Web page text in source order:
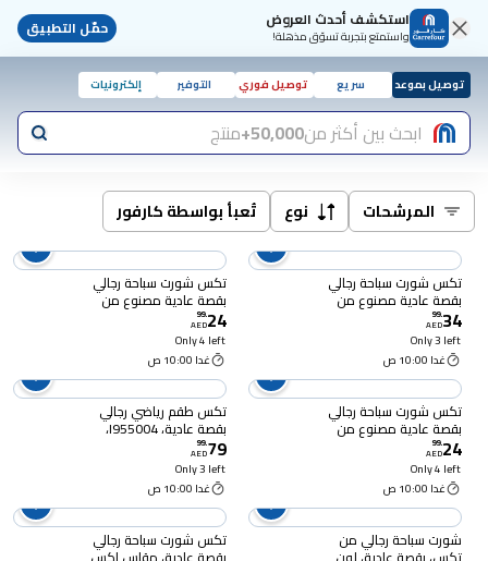
استكشف أحدث العروض
واستمتع بتجربة تسوّق مذهلة! حمّل التطبيق
توصيل بموعد سريع توصيل فوري التوفير إلكترونيات
ابحث بين أكثر من50,000+ منتج
المرشحات نوع تُعبأ بواسطة كارفور
تكس شورت سباحة رجالي
بقصة عادية مصنوع من
I274952، مقاس صغير
34
.
99
AED
Only 3 left
غدا 10:00 ص
تكس شورت سباحة رجالي
بقصة عادية مصنوع من
مواد معاد تدويرها ، كحلي،
I274956، مقاس كبير
24
.
99
AED
Only 4 left
غدا 10:00 ص
تكس شورت سباحة رجالي
بقصة عادية مصنوع من
مواد معاد تدويرها ، كحلي،
I274956، مقاس متوسط
24
.
99
AED
Only 4 left
غدا 10:00 ص
تكس طقم رياضي رجالي
بقصة عادية، I955004،
مقاس إكس إل - أسود
79
.
99
AED
Only 3 left
غدا 10:00 ص
شورت سباحة رجالي من تكس شورت سباحة رجالي